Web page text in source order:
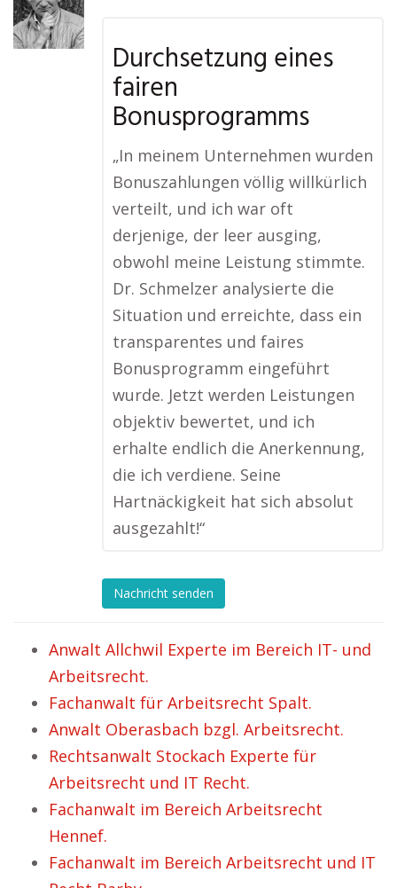
Durchsetzung eines
fairen
Bonusprogramms
„In meinem Unternehmen wurden
Bonuszahlungen völlig willkürlich
verteilt, und ich war oft
derjenige, der leer ausging,
obwohl meine Leistung stimmte.
Dr. Schmelzer analysierte die
Situation und erreichte, dass ein
transparentes und faires
Bonusprogramm eingeführt
wurde. Jetzt werden Leistungen
objektiv bewertet, und ich
erhalte endlich die Anerkennung,
die ich verdiene. Seine
Hartnäckigkeit hat sich absolut
ausgezahlt!“
Nachricht senden
Anwalt Allchwil Experte im Bereich IT- und
Arbeitsrecht.
Fachanwalt für Arbeitsrecht Spalt.
Anwalt Oberasbach bzgl. Arbeitsrecht.
Rechtsanwalt Stockach Experte für
Arbeitsrecht und IT Recht.
Fachanwalt im Bereich Arbeitsrecht
Hennef.
Fachanwalt im Bereich Arbeitsrecht und IT